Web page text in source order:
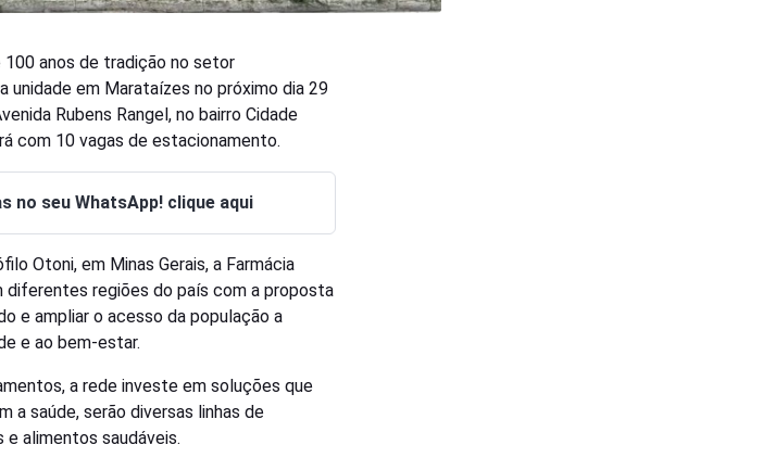
100 anos de tradição no setor
unidade em Marataízes no próximo dia 29
Rubens Rangel, no bairro Cidade
com 10 vagas de estacionamento.
no seu WhatsApp! clique aqui
Otoni, em Minas Gerais, a Farmácia
diferentes regiões do país com a proposta
e ampliar o acesso da população a
e ao bem-estar.
a rede investe em soluções que
a saúde, serão diversas linhas de
alimentos saudáveis.